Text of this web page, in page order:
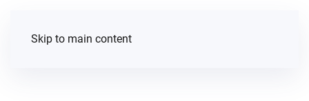
Skip to main content